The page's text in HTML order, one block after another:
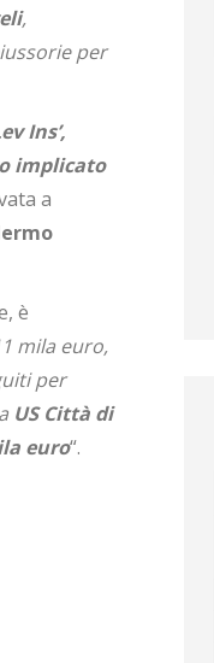
,
per
Ins’,
implicato
a
è
mila euro,
per
US Città di
euro“.